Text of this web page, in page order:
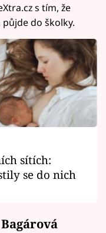
s tím, že
do školky.
sítích:
se do nich